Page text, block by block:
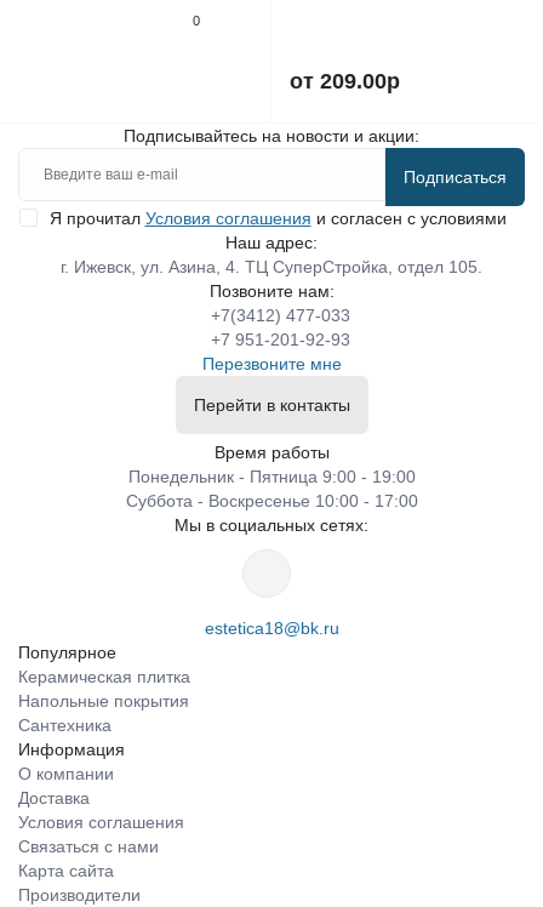
0
от 209.00р
Подписывайтесь на новости и акции:
Подписаться
Я прочитал Условия соглашения и согласен с условиями
Наш адрес:
г. Ижевск, ул. Азина, 4. ТЦ СуперСтройка, отдел 105.
Позвоните нам:
+7(3412) 477-033
+7 951-201-92-93
Перезвоните мне
Перейти в контакты
Время работы
Понедельник - Пятница 9:00 - 19:00
Суббота - Воскресенье 10:00 - 17:00
Мы в социальных сетях:
estetica18@bk.ru
Популярное
Керамическая плитка
Напольные покрытия
Сантехника
Информация
О компании
Доставка
Условия соглашения
Связаться с нами
Карта сайта
Производители